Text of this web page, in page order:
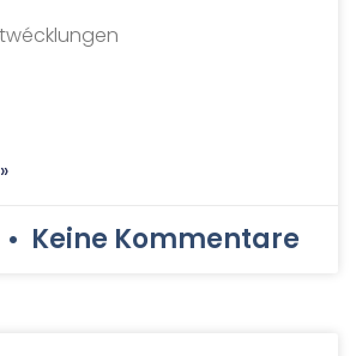
Keine Kommentare